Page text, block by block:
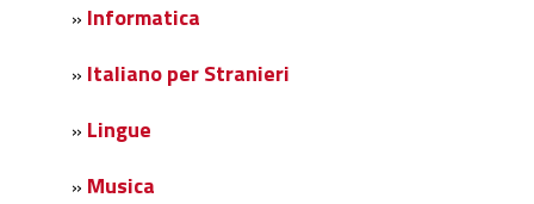
» Informatica
» Italiano per Stranieri
» Lingue
» Musica